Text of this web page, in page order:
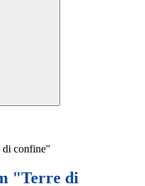
di confine"
"Terre di